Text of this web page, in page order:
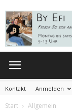
Kontakt Anmelden
Start Allgemein